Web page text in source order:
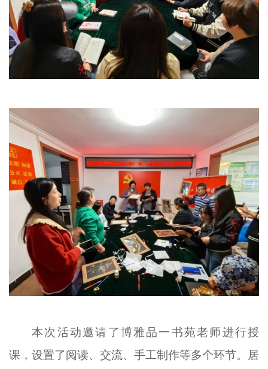
本次活动邀请了博雅品一书苑老师进行授
课，设置了阅读、交流、手工制作等多个环节。居